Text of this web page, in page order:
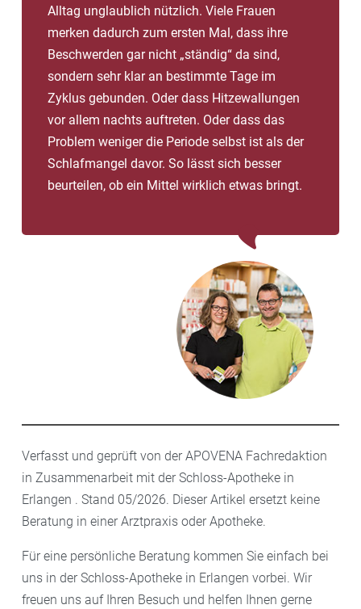
Alltag unglaublich nützlich. Viele Frauen
merken dadurch zum ersten Mal, dass ihre
Beschwerden gar nicht „ständig“ da sind,
sondern sehr klar an bestimmte Tage im
Zyklus gebunden. Oder dass Hitzewallungen
vor allem nachts auftreten. Oder dass das
Problem weniger die Periode selbst ist als der
Schlafmangel davor. So lässt sich besser
beurteilen, ob ein Mittel wirklich etwas bringt.
Verfasst und geprüft von der APOVENA Fachredaktion
in Zusammenarbeit mit der Schloss-Apotheke in
Erlangen . Stand 05/2026. Dieser Artikel ersetzt keine
Beratung in einer Arztpraxis oder Apotheke.
Für eine persönliche Beratung kommen Sie einfach bei
uns in der Schloss-Apotheke in Erlangen vorbei. Wir
freuen uns auf Ihren Besuch und helfen Ihnen gerne